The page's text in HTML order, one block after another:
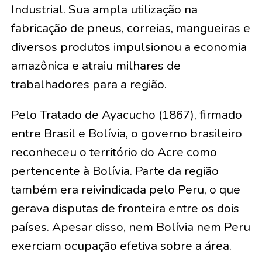
Industrial. Sua ampla utilização na
fabricação de pneus, correias, mangueiras e
diversos produtos impulsionou a economia
amazônica e atraiu milhares de
trabalhadores para a região.
Pelo Tratado de Ayacucho (1867), firmado
entre Brasil e Bolívia, o governo brasileiro
reconheceu o território do Acre como
pertencente à Bolívia. Parte da região
também era reivindicada pelo Peru, o que
gerava disputas de fronteira entre os dois
países. Apesar disso, nem Bolívia nem Peru
exerciam ocupação efetiva sobre a área.